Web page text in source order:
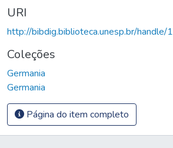
URI
http://bibdig.biblioteca.unesp.br/
Coleções
Germania
Germania
Página do item completo